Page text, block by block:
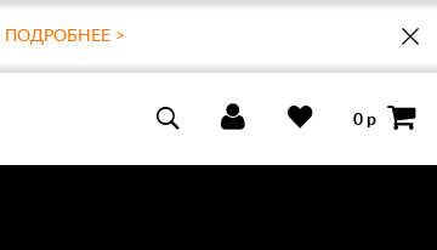
ПОДРОБНЕЕ >
0 р